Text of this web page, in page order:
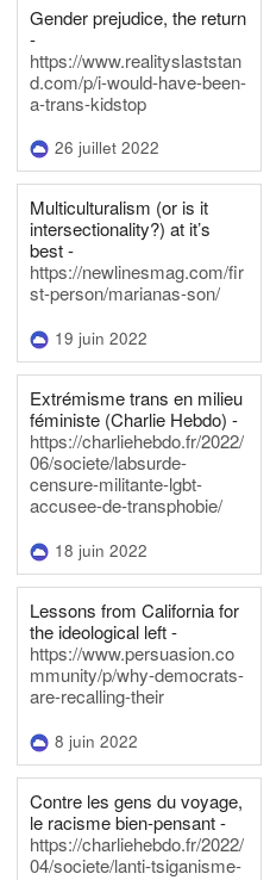
Gender prejudice, the return
-
https://www.realityslaststan
d.com/p/i-would-have-been-
a-trans-kidstop
26 juillet 2022
Multiculturalism (or is it
intersectionality?) at it’s
best -
https://newlinesmag.com/fir
st-person/marianas-son/
19 juin 2022
Extrémisme trans en milieu
féministe (Charlie Hebdo) -
https://charliehebdo.fr/2022/
06/societe/labsurde-
censure-militante-lgbt-
accusee-de-transphobie/
18 juin 2022
Lessons from California for
the ideological left -
https://www.persuasion.co
mmunity/p/why-democrats-
are-recalling-their
8 juin 2022
Contre les gens du voyage,
le racisme bien-pensant -
https://charliehebdo.fr/2022/
04/societe/lanti-tsiganisme-